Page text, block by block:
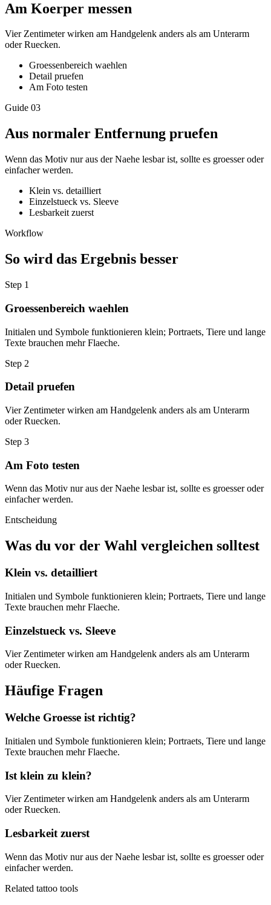
Am Koerper messen
Vier Zentimeter wirken am Handgelenk anders als am Unterarm
oder Ruecken.
Groessenbereich waehlen
Detail pruefen
Am Foto testen
Guide 03
Aus normaler Entfernung pruefen
Wenn das Motiv nur aus der Naehe lesbar ist, sollte es groesser oder
einfacher werden.
Klein vs. detailliert
Einzelstueck vs. Sleeve
Lesbarkeit zuerst
Workflow
So wird das Ergebnis besser
Step 1
Groessenbereich waehlen
Initialen und Symbole funktionieren klein; Portraets, Tiere und lange
Texte brauchen mehr Flaeche.
Step 2
Detail pruefen
Vier Zentimeter wirken am Handgelenk anders als am Unterarm
oder Ruecken.
Step 3
Am Foto testen
Wenn das Motiv nur aus der Naehe lesbar ist, sollte es groesser oder
einfacher werden.
Entscheidung
Was du vor der Wahl vergleichen solltest
Klein vs. detailliert
Initialen und Symbole funktionieren klein; Portraets, Tiere und lange
Texte brauchen mehr Flaeche.
Einzelstueck vs. Sleeve
Vier Zentimeter wirken am Handgelenk anders als am Unterarm
oder Ruecken.
Häufige Fragen
Welche Groesse ist richtig?
Initialen und Symbole funktionieren klein; Portraets, Tiere und lange
Texte brauchen mehr Flaeche.
Ist klein zu klein?
Vier Zentimeter wirken am Handgelenk anders als am Unterarm
oder Ruecken.
Lesbarkeit zuerst
Wenn das Motiv nur aus der Naehe lesbar ist, sollte es groesser oder
einfacher werden.
Related tattoo tools